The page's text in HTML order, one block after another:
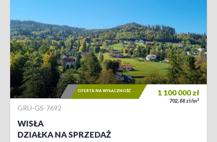
GRU-GS-7692
WISŁA
DZIAŁKA NA SPRZEDAŻ
1 100 000zł
702,88 zł/m2
OFERTA NA WYŁĄCZNOŚĆ